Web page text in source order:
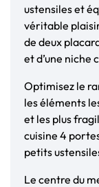
ustensiles et
véritable
de deux
et d’une
Optimisez le
les éléments
et les plus
cuisine 4
petits
Le centre du